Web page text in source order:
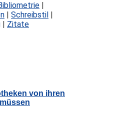
|
| Schreibstil |
| Zitate
von ihren